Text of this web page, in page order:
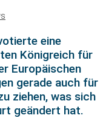
eine
Königreich für
Europäischen
gerade auch für
ziehen, was sich
geändert hat.